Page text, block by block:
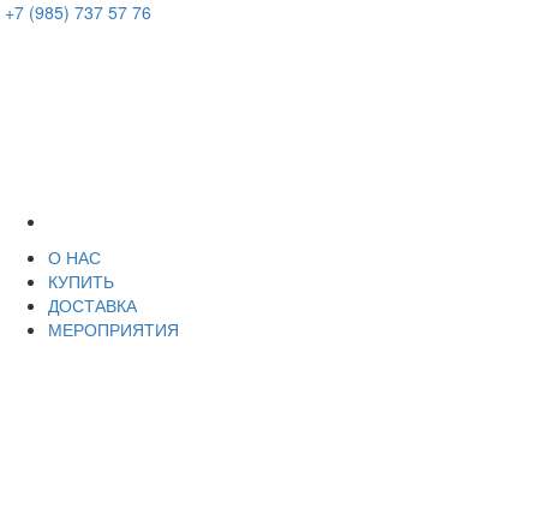
+7 (985) 737 57 76
О НАС
КУПИТЬ
ДОСТАВКА
МЕРОПРИЯТИЯ